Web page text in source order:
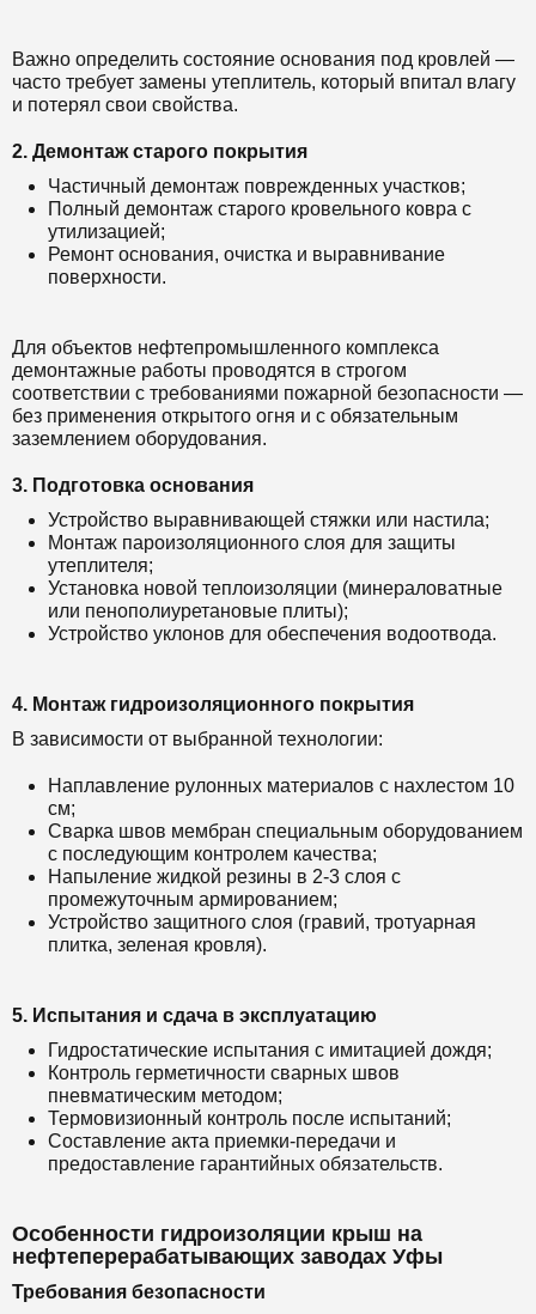
Важно определить состояние основания под кровлей —
часто требует замены утеплитель, который впитал влагу
и потерял свои свойства.
2. Демонтаж старого покрытия
Частичный демонтаж поврежденных участков;
Полный демонтаж старого кровельного ковра с
утилизацией;
Ремонт основания, очистка и выравнивание
поверхности.
Для объектов нефтепромышленного комплекса
демонтажные работы проводятся в строгом
соответствии с требованиями пожарной безопасности —
без применения открытого огня и с обязательным
заземлением оборудования.
3. Подготовка основания
Устройство выравнивающей стяжки или настила;
Монтаж пароизоляционного слоя для защиты
утеплителя;
Установка новой теплоизоляции (минераловатные
или пенополиуретановые плиты);
Устройство уклонов для обеспечения водоотвода.
4. Монтаж гидроизоляционного покрытия
В зависимости от выбранной технологии:
Наплавление рулонных материалов с нахлестом 10
см;
Сварка швов мембран специальным оборудованием
с последующим контролем качества;
Напыление жидкой резины в 2-3 слоя с
промежуточным армированием;
Устройство защитного слоя (гравий, тротуарная
плитка, зеленая кровля).
5. Испытания и сдача в эксплуатацию
Гидростатические испытания с имитацией дождя;
Контроль герметичности сварных швов
пневматическим методом;
Термовизионный контроль после испытаний;
Составление акта приемки-передачи и
предоставление гарантийных обязательств.
Особенности гидроизоляции крыш на
нефтеперерабатывающих заводах Уфы
Требования безопасности